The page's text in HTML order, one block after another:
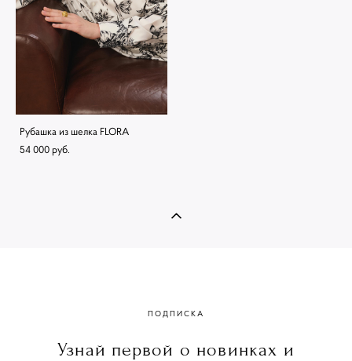
Рубашка из шелка FLORA
54 000 pуб.
ПОДПИСКА
Узнай первой о новинках и